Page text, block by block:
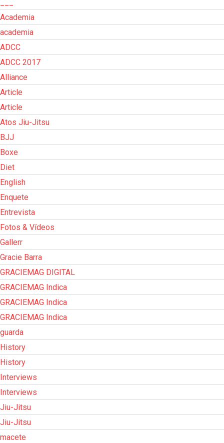
Academia
academia
ADCC
ADCC 2017
Alliance
Article
Article
Atos Jiu-Jitsu
BJJ
Boxe
Diet
English
Enquete
Entrevista
Fotos & Vídeos
Gallerr
Gracie Barra
GRACIEMAG DIGITAL
GRACIEMAG Indica
GRACIEMAG Indica
GRACIEMAG Indica
guarda
History
History
Interviews
Interviews
Jiu-Jitsu
Jiu-Jitsu
macete